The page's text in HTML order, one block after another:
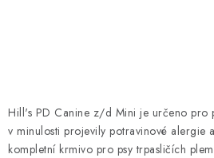
Hill's PD Canine z/d Mini je určeno pro
v minulosti projevily potravinové alergie
kompletní krmivo pro psy trpasličích